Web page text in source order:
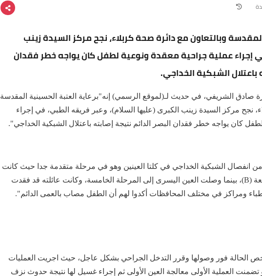
وبالتعاون مع دائرة صحة كربلاء، نجح مركز السيدة زينب
إجراء عملية جراحية معقدة ونوعية لطفل كان يواجه خطر فقدان
باعتلال الشبكية الخداجي.
صادق الشريفي، في حديث لـ(لموقع الرسمي) إنه"برعاية العتبة الحسينية المقدسة
نجح مركز السيدة زينب الكبرى (عليها السلام)، وعبر فريقه الطبي، في إجراء
كان يواجه خطر فقدان البصر الدائم نتيجة إصابته باعتلال الشبكية الخداجي".
انفصال الشبكية الخداجي في كلتا العينين وهو في مرحلة متقدمة جدا حيث كانت
العين اليمنى في المرحلة الرابعة (B)، بينما وصلت العين اليسرى إلى المرحلة الخامسة، وكانت عائلته قد فقدت
ومراكز في مختلف المحافظات أكدوا لهم أن الطفل مصاب بالعمى الدائم".
الحالة فور وصولها وقرر التدخل الجراحي بشكل عاجل، حيث اجريت العمليات
تضمنت العملية الأولى معالجة العين الأولى ثم إجراء غسيل لها نتيجة حدوث نزف